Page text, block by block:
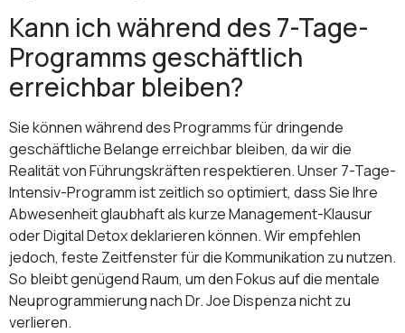
Kann ich während des 7-Tage-
Programms geschäftlich
erreichbar bleiben?
Sie können während des Programms für dringende
geschäftliche Belange erreichbar bleiben, da wir die
Realität von Führungskräften respektieren. Unser 7-Tage-
Intensiv-Programm ist zeitlich so optimiert, dass Sie Ihre
Abwesenheit glaubhaft als kurze Management-Klausur
oder Digital Detox deklarieren können. Wir empfehlen
jedoch, feste Zeitfenster für die Kommunikation zu nutzen.
So bleibt genügend Raum, um den Fokus auf die mentale
Neuprogrammierung nach Dr. Joe Dispenza nicht zu
verlieren.